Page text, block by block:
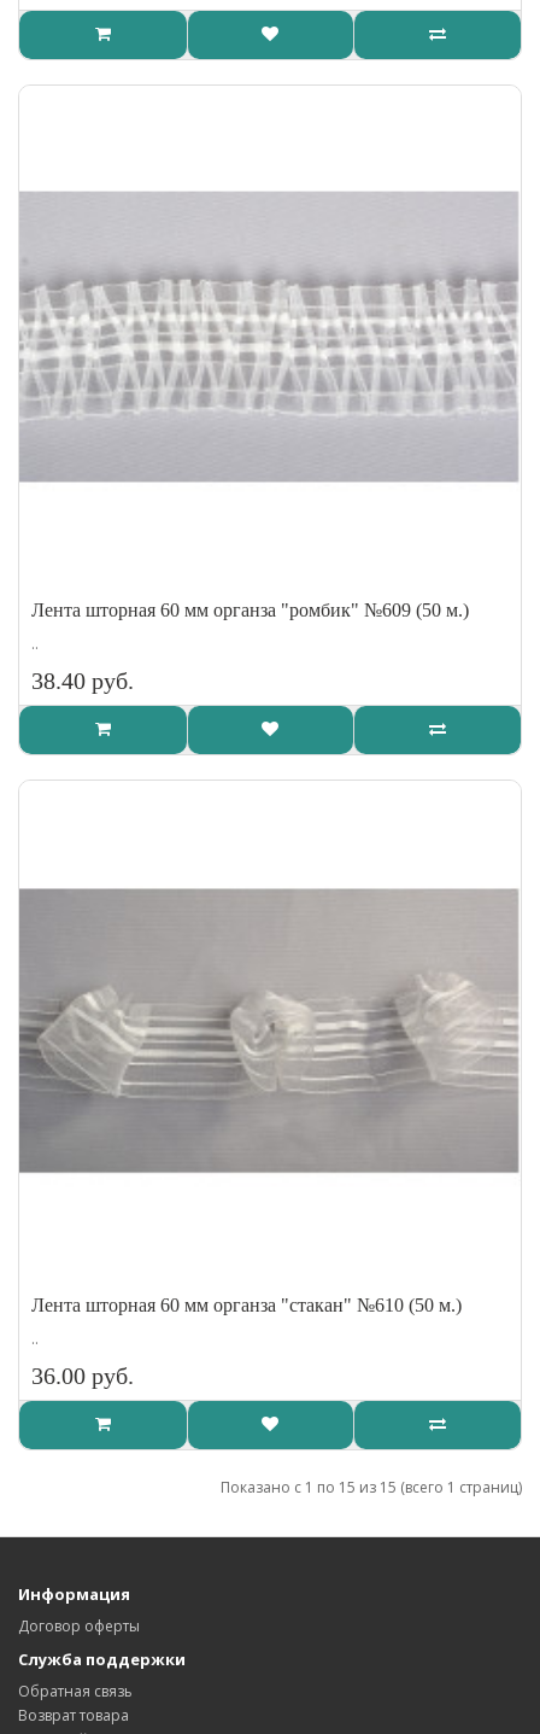
Лента шторная 60 мм органза "ромбик" №609 (50 м.)
..
38.40 руб.
Лента шторная 60 мм органза "стакан" №610 (50 м.)
..
36.00 руб.
Показано с 1 по 15 из 15 (всего 1 страниц)
Информация
Договор оферты
Служба поддержки
Обратная связь
Возврат товара